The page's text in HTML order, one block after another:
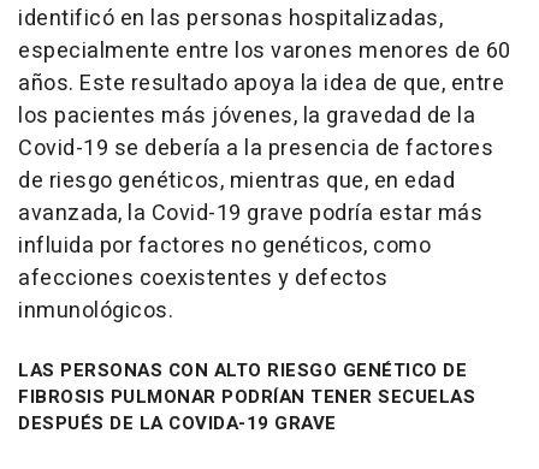
identificó en las personas hospitalizadas,
especialmente entre los varones menores de 60
años. Este resultado apoya la idea de que, entre
los pacientes más jóvenes, la gravedad de la
Covid-19 se debería a la presencia de factores
de riesgo genéticos, mientras que, en edad
avanzada, la Covid-19 grave podría estar más
influida por factores no genéticos, como
afecciones coexistentes y defectos
inmunológicos.
LAS PERSONAS CON ALTO RIESGO GENÉTICO DE
FIBROSIS PULMONAR PODRÍAN TENER SECUELAS
DESPUÉS DE LA COVIDA-19 GRAVE